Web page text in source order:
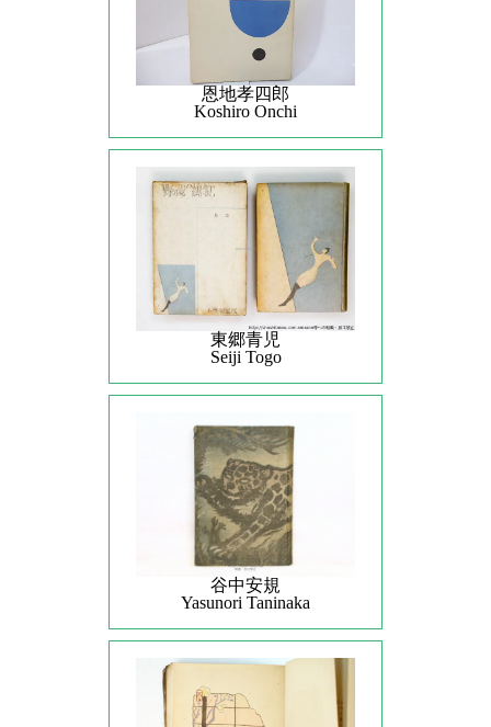
恩地孝四郎
Koshiro Onchi
東郷青児
Seiji Togo
谷中安規
Yasunori Taninaka